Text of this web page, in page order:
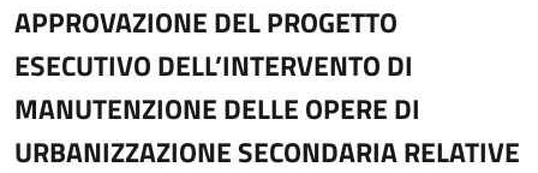
APPROVAZIONE DEL PROGETTO
ESECUTIVO DELL’INTERVENTO DI
MANUTENZIONE DELLE OPERE DI
URBANIZZAZIONE SECONDARIA RELATIVE